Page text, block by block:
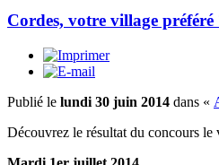
Cordes, votre village préféré
Publié le lundi 30 juin 2014 dans «
Découvrez le résultat du concours le